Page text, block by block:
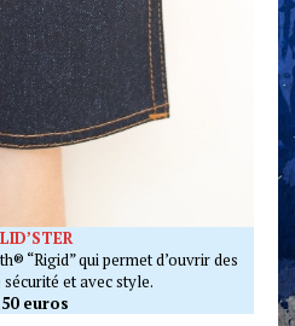
“Rigid” qui permet d’ouvrir des
et avec style.
euros